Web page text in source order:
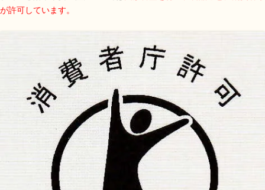
が許可しています。